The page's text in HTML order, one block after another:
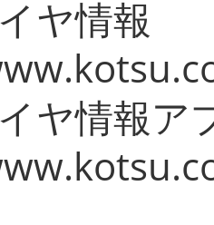
ヤ情報
ヤ情報ア